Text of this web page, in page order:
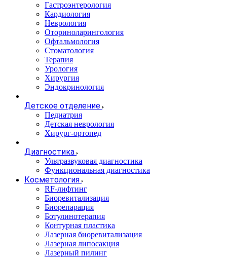
Гастроэнтерология
Кардиология
Неврология
Оториноларингология
Офтальмология
Стоматология
Терапия
Урология
Хирургия
Эндокринология
Детское отделение
Педиатрия
Детская неврология
Хирург-ортопед
Диагностика
Ультразвуковая диагностика
Функциональная диагностика
Косметология
RF-лифтинг
Биоревитализация
Биорепарация
Ботулинотерапия
Контурная пластика
Лазерная биоревитализация
Лазерная липосакция
Лазерный пилинг